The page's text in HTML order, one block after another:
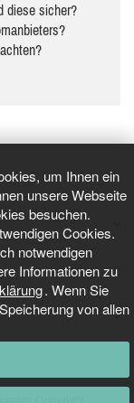
um Ihnen ein
unsere Webseite
besuchen.
Cookies.
notwendigen
Informationen zu
. Wenn Sie
von allen
diese sicher?